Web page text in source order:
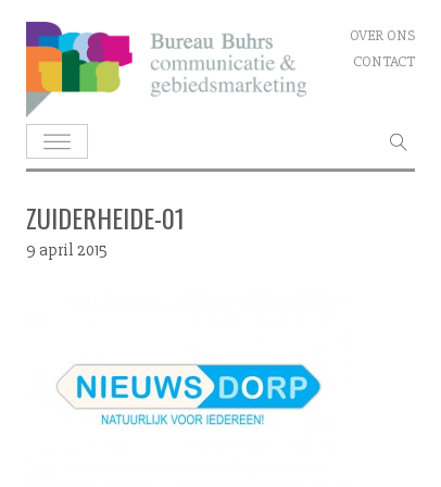
Skip
to
content
OVER ONS
CONTACT
ZUIDERHEIDE-01
9 april 2015